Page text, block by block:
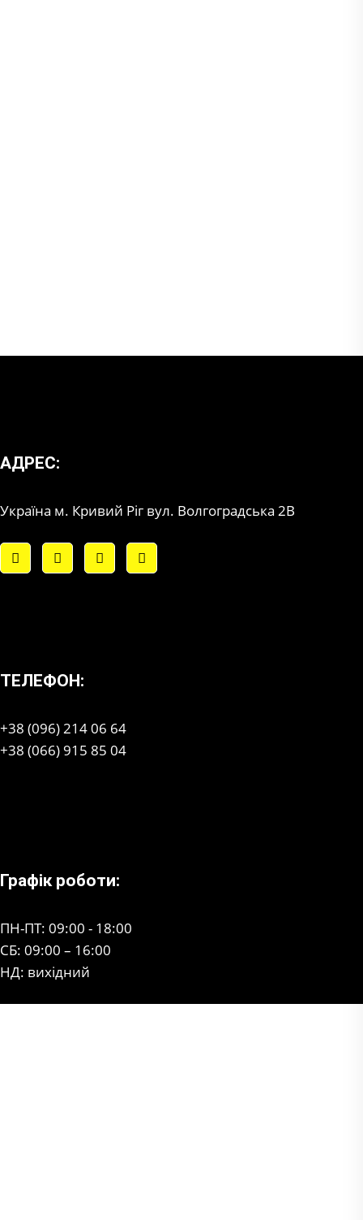
АДРЕС:
Україна м. Кривий Ріг вул. Волгоградська 2В
ТЕЛЕФОН:
+38 (096) 214 06 64
+38 (066) 915 85 04
Графік роботи:
ПН-ПТ: 09:00 - 18:00
СБ: 09:00 – 16:00
НД: вихідний